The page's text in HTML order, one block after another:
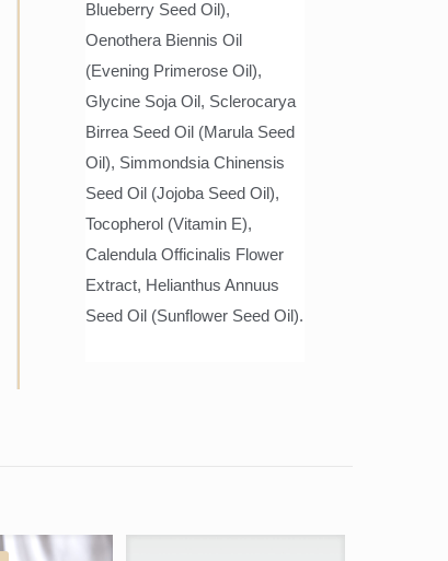
Blueberry Seed Oil),
Oenothera Biennis Oil
(Evening Primerose Oil),
Glycine Soja Oil, Sclerocarya
Birrea Seed Oil (Marula Seed
Oil), Simmondsia Chinensis
Seed Oil (Jojoba Seed Oil),
Tocopherol (Vitamin E),
Calendula Officinalis Flower
Extract, Helianthus Annuus
Seed Oil (Sunflower Seed Oil).